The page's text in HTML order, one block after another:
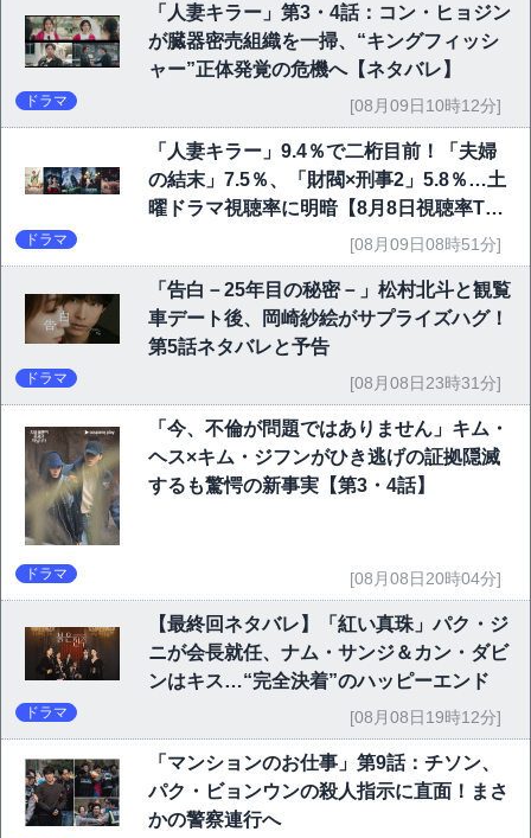
「人妻キラー」第3・4話：コン・ヒョジン
が臓器密売組織を一掃、“キングフィッシ
ャー”正体発覚の危機へ【ネタバレ】
ドラマ [08月09日10時12分]
「人妻キラー」9.4％で二桁目前！「夫婦
の結末」7.5％、「財閥×刑事2」5.8％…土
曜ドラマ視聴率に明暗【8月8日視聴率TO
ドラマ [08月09日08時51分]
「告白－25年目の秘密－」松村北斗と観覧
車デート後、岡崎紗絵がサプライズハグ！
第5話ネタバレと予告
ドラマ [08月08日23時31分]
「今、不倫が問題ではありません」キム・
ヘス×キム・ジフンがひき逃げの証拠隠滅
するも驚愕の新事実【第3・4話】
ドラマ [08月08日20時04分]
【最終回ネタバレ】「紅い真珠」パク・ジ
ニが会長就任、ナム・サンジ＆カン・ダビ
ンはキス…“完全決着”のハッピーエンド
ドラマ [08月08日19時12分]
「マンションのお仕事」第9話：チソン、
パク・ビョンウンの殺人指示に直面！まさ
かの警察連行へ